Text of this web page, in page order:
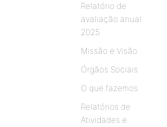
Relatório de
avaliação anual
2025
Missão e Visão
Órgãos Sociais
O que fazemos
Relatórios de
Atividades e